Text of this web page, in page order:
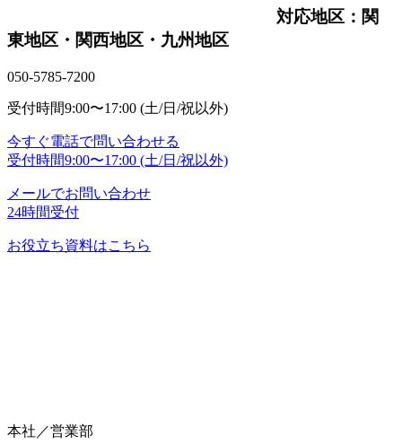
対応地区：関
東地区・関西地区・九州地区
050-5785-7200
受付時間9:00〜17:00 (土/日/祝以外)
今すぐ電話で問い合わせる
受付時間9:00〜17:00 (土/日/祝以外)
メールでお問い合わせ
24時間受付
お役立ち資料はこちら
本社／営業部